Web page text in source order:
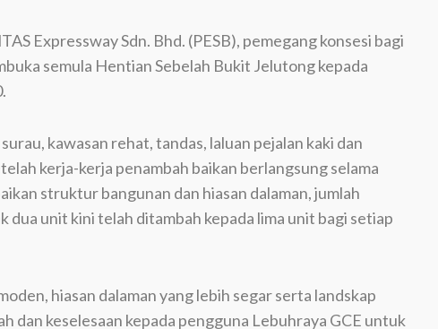
Expressway Sdn. Bhd. (PESB), pemegang konsesi bagi
semula Hentian Sebelah Bukit Jelutong kepada
kawasan rehat, tandas, laluan pejalan kaki dan
kerja-kerja penambah baikan berlangsung selama
struktur bangunan dan hiasan dalaman, jumlah
dua unit kini telah ditambah kepada lima unit bagi setiap
hiasan dalaman yang lebih segar serta landskap
dan keselesaan kepada pengguna Lebuhraya GCE untuk